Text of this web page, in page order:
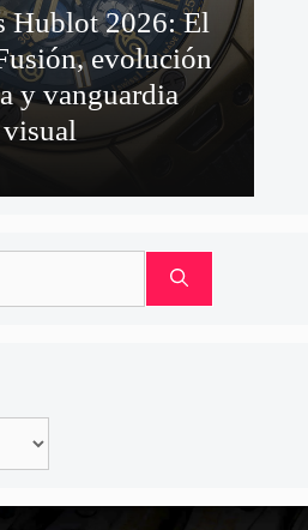
Hublot 2026: El
evolución
y vanguardia
visual